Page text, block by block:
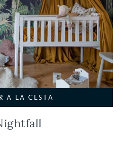
A LA CESTA